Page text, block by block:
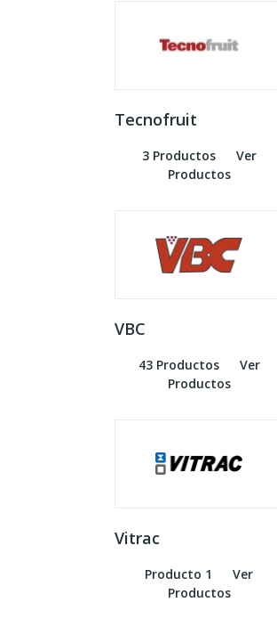
Tecnofruit
3 Productos
Ver
Productos
VBC
43 Productos
Ver
Productos
Vitrac
Producto 1
Ver
Productos